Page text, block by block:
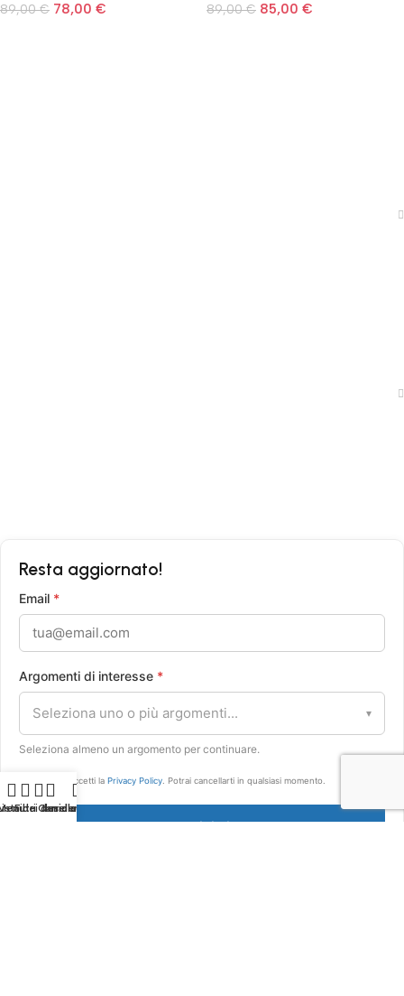
89,00€ 78,00 € 89,00€ 85,00 €
Resta aggiornato!
Email *
Argomenti di interesse *
Seleziona uno o più argomenti... ▾
Seleziona almeno un argomento per continuare.
Iscrivendoti accetti la Privacy Policy . Potrai cancellarti in qualsiasi momento.
Iscrivimi
Filtridei desideri
Carrello
Il mio account